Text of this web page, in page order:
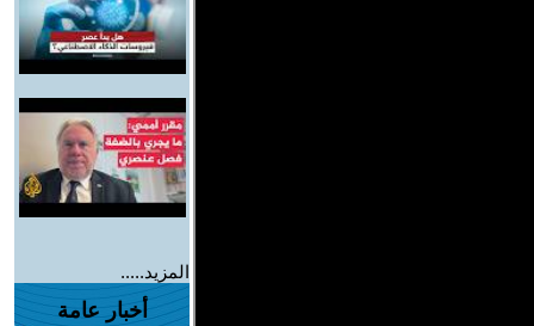
المزيد.....
أخبار عامة